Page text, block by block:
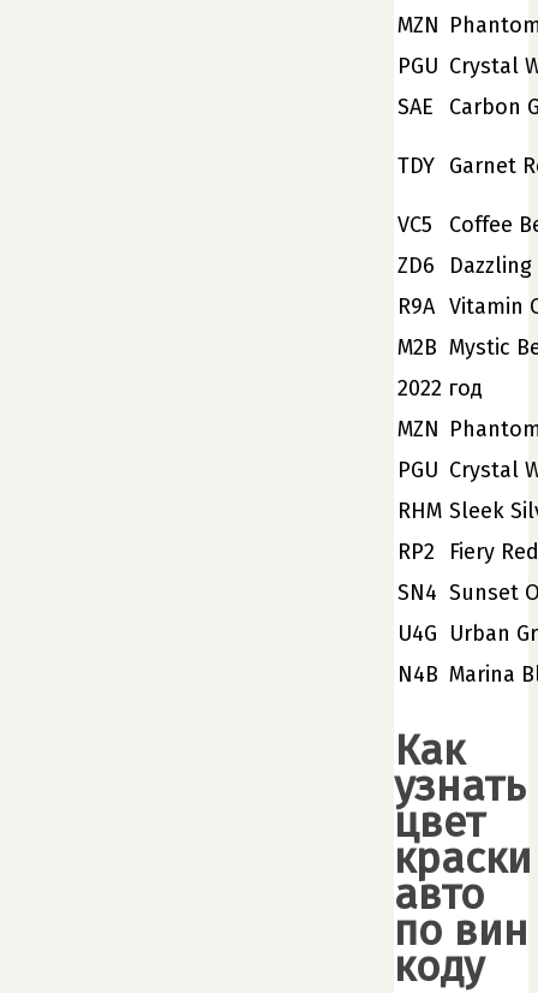
MZN
PGU Crystal
SAE
Carbon
TDY Garnet
VC5
Coffee
ZD6
R9A Vitamin
M2B Mystic
2022 год
MZN
PGU Crystal
RHM Sleek
RP2
Fiery Red
SN4 Sunset
U4G Urban
N4B Marina
Как
узнать
цвет
краски
авто
по вин
коду